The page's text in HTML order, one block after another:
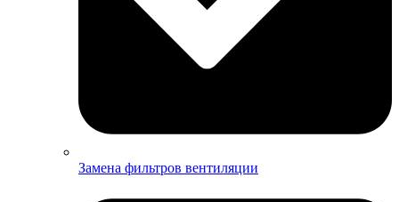
Замена фильтров вентиляции